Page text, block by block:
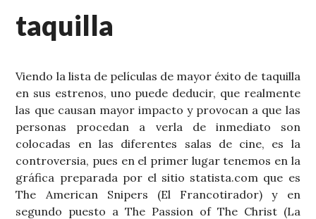
taquilla
Viendo la lista de películas de mayor éxito de taquilla
en sus estrenos, uno puede deducir, que realmente
las que causan mayor impacto y provocan a que las
personas procedan a verla de inmediato son
colocadas en las diferentes salas de cine, es la
controversia, pues en el primer lugar tenemos en la
gráfica preparada por el sitio statista.com que es
The American Snipers (El Francotirador) y en
segundo puesto a The Passion of The Christ (La